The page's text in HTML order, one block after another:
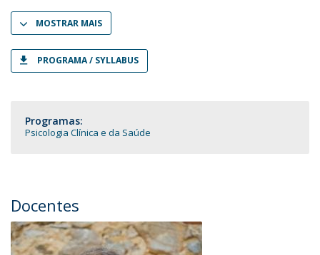
MOSTRAR MAIS
PROGRAMA / SYLLABUS
Programas:
Psicologia Clínica e da Saúde
Docentes